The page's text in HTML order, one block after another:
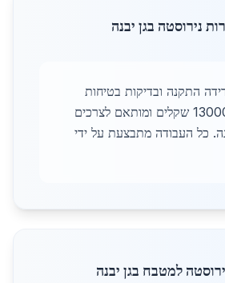
נירוסטה בגן יבנה
התקנה ובדיקות בטיחות
מלאות במחיר 13000 שקלים ומותאם לצרכים
כל העבודה מתבצעת על ידי
למטבח בגן יבנה